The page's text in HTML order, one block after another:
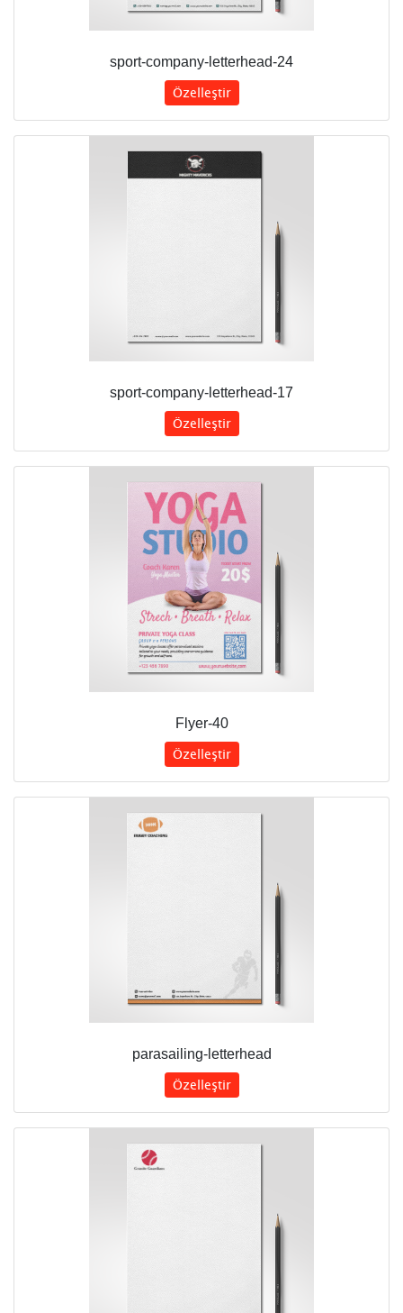
sport-company-letterhead-24
Özelleştir
sport-company-letterhead-17
Özelleştir
Flyer-40
Özelleştir
parasailing-letterhead
Özelleştir